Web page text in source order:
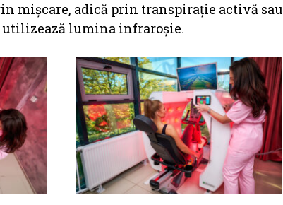
mișcare, adică prin transpirație activă sau
lumina infraroșie.